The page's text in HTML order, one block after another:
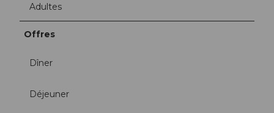
Adultes
Offres
Dîner
Déjeuner